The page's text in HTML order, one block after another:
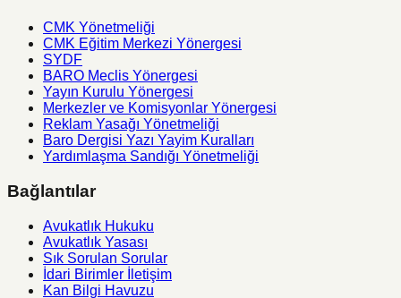
CMK Yönetmeliği
CMK Eğitim Merkezi Yönergesi
SYDF
BARO Meclis Yönergesi
Yayın Kurulu Yönergesi
Merkezler ve Komisyonlar Yönergesi
Reklam Yasağı Yönetmeliği
Baro Dergisi Yazı Yayim Kuralları
Yardımlaşma Sandığı Yönetmeliği
Bağlantılar
Avukatlık Hukuku
Avukatlık Yasası
Sık Sorulan Sorular
İdari Birimler İletişim
Kan Bilgi Havuzu